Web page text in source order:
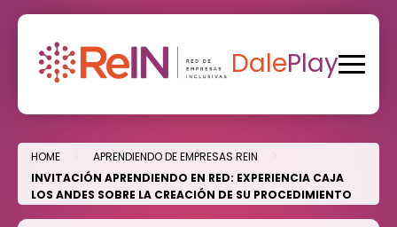
Skip
content
DalePlay
HOME APRENDIENDO DE EMPRESAS REIN
INVITACIÓN APRENDIENDO EN RED: EXPERIENCIA CAJA
LOS ANDES SOBRE LA CREACIÓN DE SU PROCEDIMIENTO